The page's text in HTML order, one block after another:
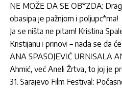
NE MOŽE DA SE OB*ZDA:
obasipa je pažnjom i poljupc*ma!
Ja se ništa ne pitam! Kristina
Kristijanu i prinovi – nada se da
ANA SPASOJEVIĆ URNISALA
Ahmić, već Aneli Žrtva, to joj je
31. Sarajevo Film Festival: